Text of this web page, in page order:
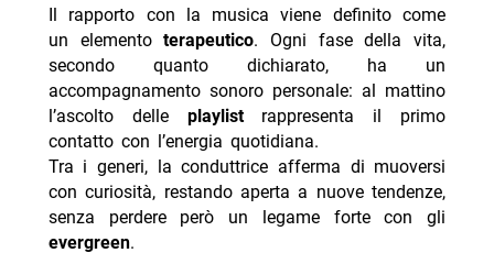
Il rapporto con la musica viene definito come
un elementoterapeutico. Ogni fase della vita,
secondo quanto dichiarato, ha un
accompagnamento sonoro personale: al mattino
l’ascolto delle playlistrappresenta il primo
contatto con l’energia quotidiana.
Tra i generi, la conduttrice afferma di muoversi
con curiosità, restando aperta a nuove tendenze,
senza perdere però un legame forte con gli
evergreen.